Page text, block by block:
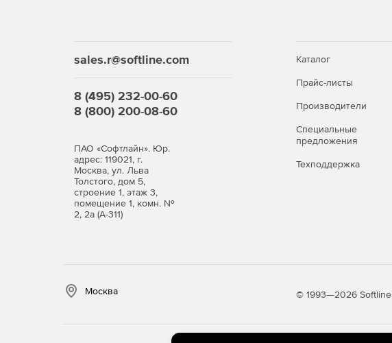
sales.r@softline.com
8 (495) 232-00-60
8 (800) 200-08-60
ПАО «Софтлайн». Юр.
адрес: 119021, г.
Москва, ул. Льва
Толстого, дом 5,
строение 1, этаж 3,
помещение 1, комн. №
2, 2а (А-311)
Каталог
Прайс-листы
Производители
Специальные
предложения
Техподдержка
Москва © 1993—2026 Softline